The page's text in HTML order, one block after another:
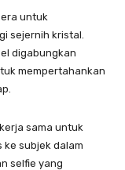
untuk
sejernih kristal.
digabungkan
mempertahankan
sama untuk
subjek dalam
selfie yang